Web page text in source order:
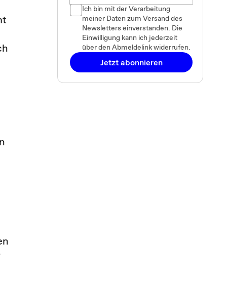
Ich bin mit der Verarbeitung
meiner Daten zum Versand des
Newsletters einverstanden. Die
Einwilligung kann ich jederzeit
über den Abmeldelink widerrufen.
Jetzt abonnieren